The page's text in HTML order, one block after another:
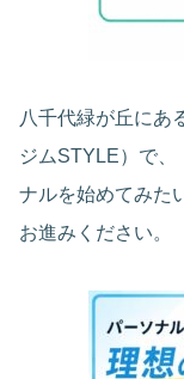
八千代緑が丘にあ
ジムSTYLE）で、
ナルを始めてみた
お進みください。